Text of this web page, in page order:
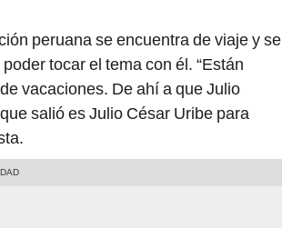
peruana se encuentra de viaje y se
tocar el tema con él. “Están
vacaciones. De ahí a que Julio
salió es Julio César Uribe para